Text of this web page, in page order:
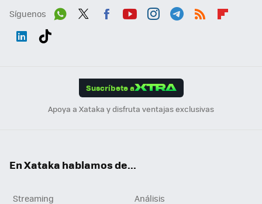
Síguenos
Suscríbete a
Apoya a Xataka y disfruta ventajas exclusivas
En Xataka hablamos de...
Streaming
Análisis